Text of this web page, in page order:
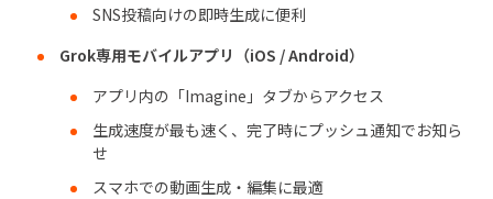
SNS投稿向けの即時生成に便利
Grok専用モバイルアプリ（iOS / Android）
アプリ内の「Imagine」タブからアクセス
生成速度が最も速く、完了時にプッシュ通知でお知ら
せ
スマホでの動画生成・編集に最適